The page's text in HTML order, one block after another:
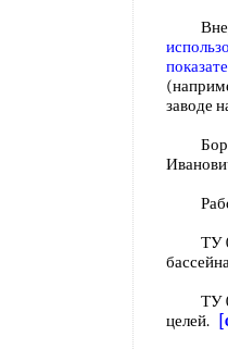
заводе
Борис
ТУ
ТУ
целей.